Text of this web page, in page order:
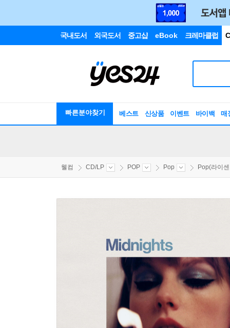
국내도서 외국도서 중고샵 eBook 크레마클럽
빠른분야찾기 베스트 신상품 이벤트 바이백 매
웰컴 CD/LP POP Pop Pop(라이